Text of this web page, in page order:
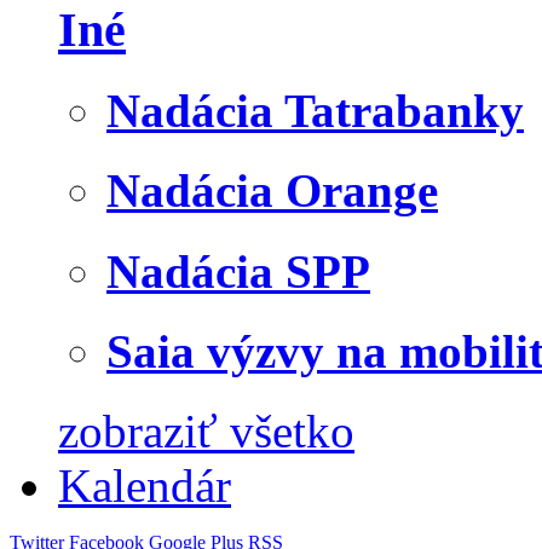
Iné
Nadácia Tatrabanky
Nadácia Orange
Nadácia SPP
Saia výzvy na
zobraziť všetko
Kalendár
Twitter Facebook Google Plus RSS